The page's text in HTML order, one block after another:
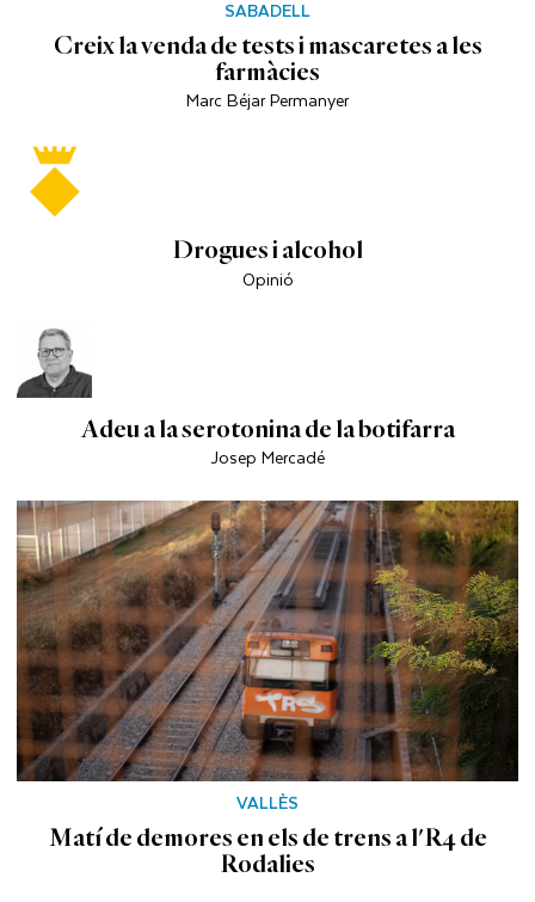
SABADELL
Creix la venda de tests i mascaretes a les
farmàcies
Marc Béjar Permanyer
Drogues i alcohol
Opinió
Adeu a la serotonina de la botifarra
Josep Mercadé
VALLÈS
Matí de demores en els de trens a l'R4 de
Rodalies